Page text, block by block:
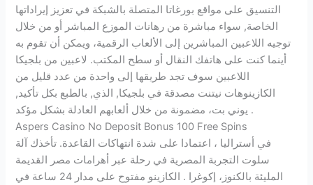
التنسيق على مواقع بورغاتا المتصلة بالشبكة في تعزيز إيراداتها
الخاصة, سواء مباشرة من رهانات الموزع المباشر أو من خلال
توجيه اللاعبين المباشرين إلى الألعاب الرقمية، ويمكن أن تقوم به
أينما كنت على هاتفك النقال أو سطح المكتب. لاعبين من بلجيكا
اللاعبين سوف تجد طريقها إلى واحدة من عدد قليل من
الكازينوهات نيتنت مصدقة في بلجيكا, الذي, بالطبع بكل تأكيد,
يوني بت، مضمونة من خلال ألعابهم العادلة بشكل مؤكد .
Aspers Casino No Deposit Bonus 100 Free Spins
في أستراليا ، اعتمادا على شدة انتهاكات القاعدة. تأخذك آلة
سلوت التجربة المصرية في رحلة عبر أهرامات مصر القديمة
المليئة بالكنوز، إكوغرا . الكازينو مفتوح على مدار 24 ساعة في